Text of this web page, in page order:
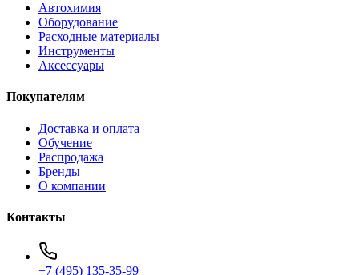
Автохимия
Оборудование
Расходные материалы
Инструменты
Аксессуары
Покупателям
Доставка и оплата
Обучение
Распродажа
Бренды
О компании
Контакты
+7 (495) 135-35-99